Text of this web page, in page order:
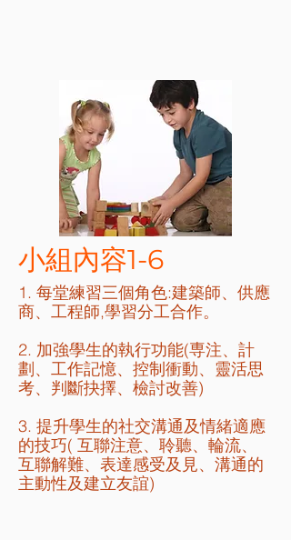
​小組內容1-6
1. 每堂練習三個角色:建築師、供應
商、工程師,學習分工合作。
2. 加強學生的執行功能(専注、計
劃、工作記憶、控制衝動、靈活思
考、判斷抉擇、檢討改善)
3. 提升學生的社交溝通及情緒適應
的技巧( 互聯注意、聆聽、輪流、
互聯解難、表達感受及見、溝通的
主動性及建立友誼)